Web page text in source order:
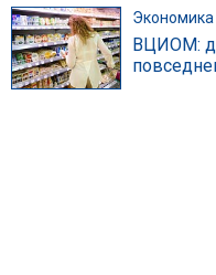
Экономика
ВЦИОМ: